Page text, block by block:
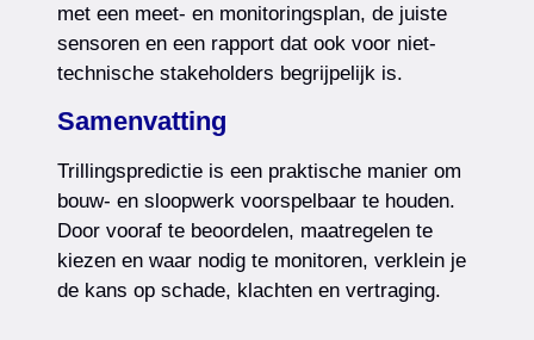
met een meet- en monitoringsplan, de juiste
sensoren en een rapport dat ook voor niet-
technische stakeholders begrijpelijk is.
Samenvatting
Trillingspredictie is een praktische manier om
bouw- en sloopwerk voorspelbaar te houden.
Door vooraf te beoordelen, maatregelen te
kiezen en waar nodig te monitoren, verklein je
de kans op schade, klachten en vertraging.